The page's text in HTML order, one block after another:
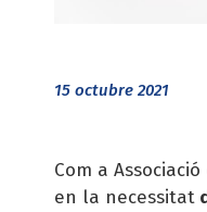
15 octubre 2021
Com a
en la necessitat